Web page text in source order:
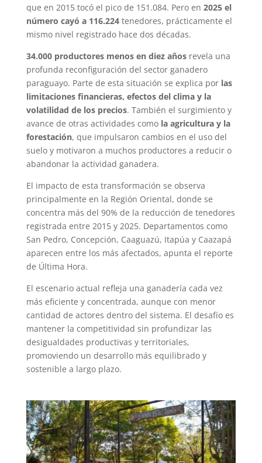
que en 2015 tocó el pico de 151.084. Pero en 2025 el
número cayó a 116.224tenedores, prácticamente el
mismo nivel registrado hace dos décadas.
34.000 productores menos en diez añosrevela una
profunda reconfiguración del sector ganadero
paraguayo. Parte de esta situación se explica por las
limitaciones financieras, efectos del clima y la
volatilidad de los precios. También el surgimiento y
avance de otras actividades como la agricultura y la
forestación, que impulsaron cambios en el uso del
suelo y motivaron a muchos productores a reducir o
abandonar la actividad ganadera.
El impacto de esta transformación se observa
principalmente en la Región Oriental, donde se
concentra más del 90% de la reducción de tenedores
registrada entre 2015 y 2025. Departamentos como
San Pedro, Concepción, Caaguazú, Itapúa y Caazapá
aparecen entre los más afectados, apunta el reporte
de Última Hora.
El escenario actual refleja una ganadería cada vez
más eficiente y concentrada, aunque con menor
cantidad de actores dentro del sistema. El desafío es
mantener la competitividad sin profundizar las
desigualdades productivas y territoriales,
promoviendo un desarrollo más equilibrado y
sostenible a largo plazo.